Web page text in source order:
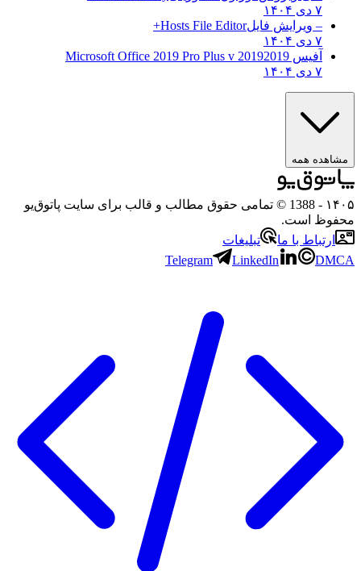
۷ دی ۱۴۰۴
– ویرایش فایلHosts File Editor+
۷ دی ۱۴۰۴
آفیس 2019 2019 Microsoft Office 2019 Pro Plus v
۷ دی ۱۴۰۴
مشاهده همه
۱۴۰۵
- 1388 © تمامی حقوق مطالب و قالب برای سایت پاتوق‌یو
محفوظ است.
ارتباط با ما
تبلیغات
Telegram
LinkedIn DMCA